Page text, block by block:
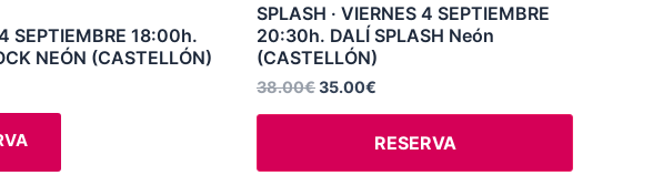
SEPTIEMBRE 18:00h.
NEÓN (CASTELLÓN)
variantes.
Las
se
elegir
SPLASH · VIERNES 4 SEPTIEMBRE
20:30h. DALÍ SPLASH Neón
(CASTELLÓN)
38.00€35.00€
RESERVA